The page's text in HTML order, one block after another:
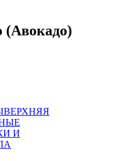
(Авокадо)
ВЕРХНЯЯ
И